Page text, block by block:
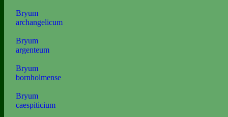
Bryum
archangelicum
Bryum
argenteum
Bryum
bornholmense
Bryum
caespiticium